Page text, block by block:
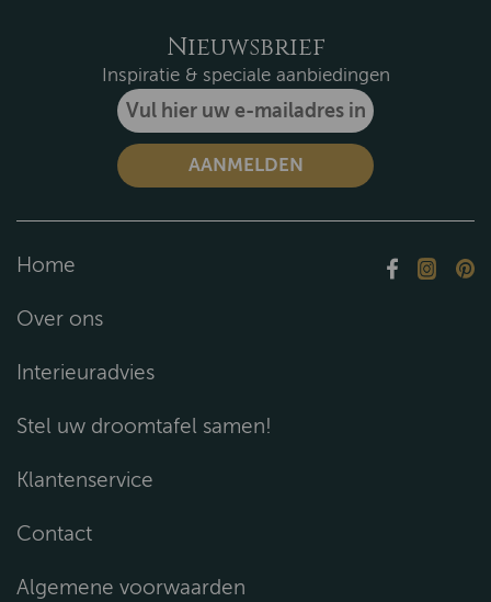
Nieuwsbrief
Inspiratie & speciale aanbiedingen
Home
Over ons
Interieuradvies
Stel uw droomtafel samen!
Klantenservice
Contact
Algemene voorwaarden